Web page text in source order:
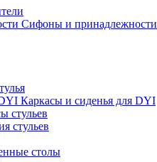
Сифоны и принадлежности
Каркасы и сиденья для DYI
стульев
стульев
столы